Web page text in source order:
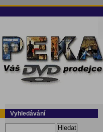
Vyhledávání
Hledat